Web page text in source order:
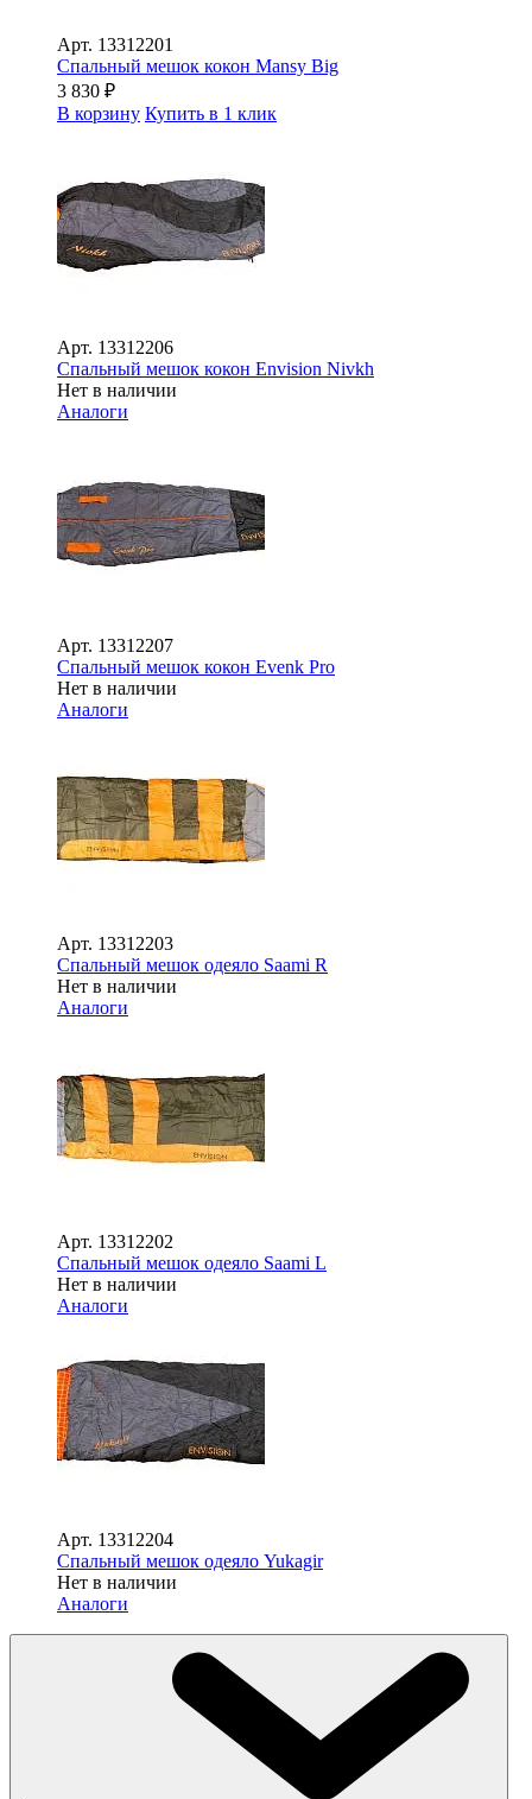
Арт. 13312201
Спальный мешок кокон Mansy Big
3 830 ₽
В корзину Купить в 1 клик
Арт. 13312206
Спальный мешок кокон Envision Nivkh
Нет в наличии
Аналоги
Арт. 13312207
Спальный мешок кокон Evenk Pro
Нет в наличии
Аналоги
Арт. 13312203
Спальный мешок одеяло Saami R
Нет в наличии
Аналоги
Арт. 13312202
Спальный мешок одеяло Saami L
Нет в наличии
Аналоги
Арт. 13312204
Спальный мешок одеяло Yukagir
Нет в наличии
Аналоги